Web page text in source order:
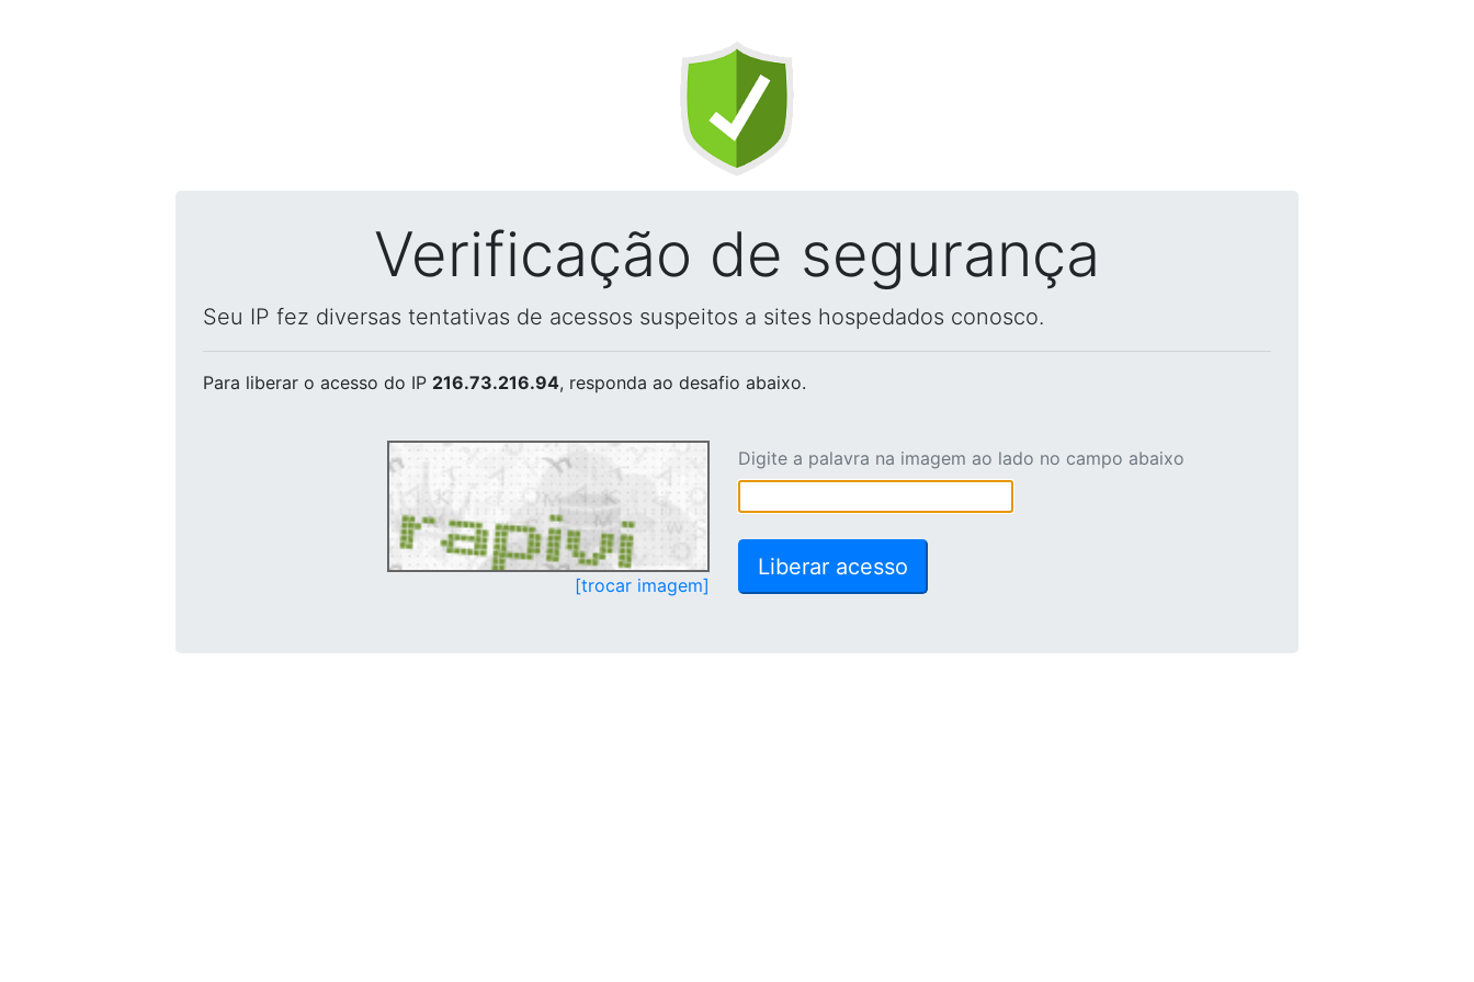
Verificação de segurança
Seu IP fez diversas tentativas de acessos suspeitos a sites hospedados conosco.
Para liberar o acesso do IP 216.73.216.94, responda ao desafio abaixo.
[trocar imagem]
Digite a palavra na imagem ao lado no campo abaixo